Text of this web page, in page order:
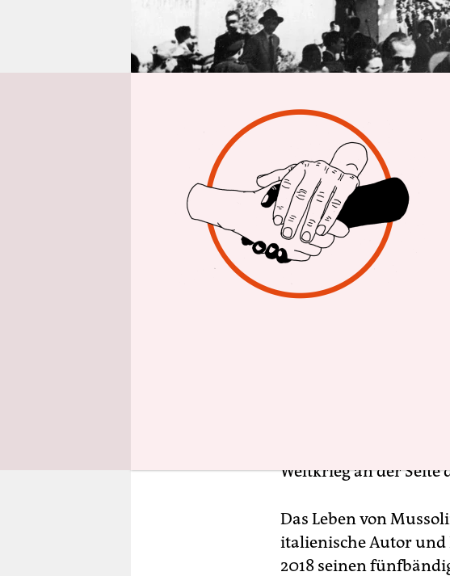
epaper login
VonChristoph Villinger
Kopfüber hängt er am
Mailand. Benito
der Führer des
Partisanen hatten
See gemeinsam mit
Jahre lang das
führte in Afrika und
Weltkrieg an der
Das Leben von
italienische Autor
2018 seinen